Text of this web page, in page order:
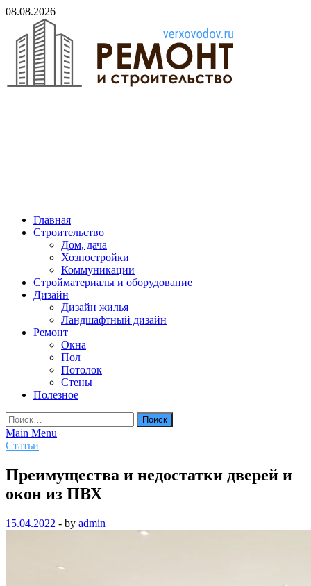
Skip
content
08.08.2026
Главная
Строительство
Дом, дача
Хозпостройки
Коммуникации
Стройматериалы и оборудование
Дизайн
Дизайн жилья
Ландшафтный дизайн
Ремонт
Окна
Пол
Потолок
Стены
Полезное
Найти:
Main Menu
Статьи
Преимущества и недостатки дверей и
окон из ПВХ
15.04.2022 - by admin